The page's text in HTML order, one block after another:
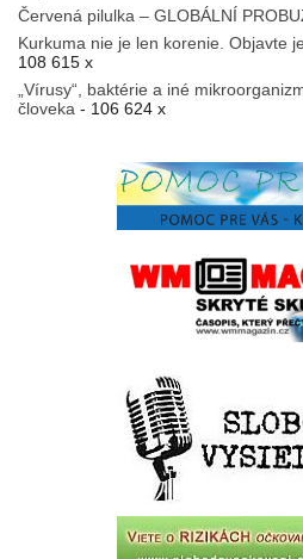
Červená pilulka – GLOBÁLNÍ
Kurkuma nie je len korenie. Objavte
108 615 x
„Vírusy“, baktérie a iné
človeka - 106 624 x